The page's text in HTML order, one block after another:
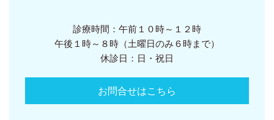
診療時間：午前１０時～１２時
午後１時～８時（土曜日のみ６時まで）
休診日：日・祝日
お問合せはこちら